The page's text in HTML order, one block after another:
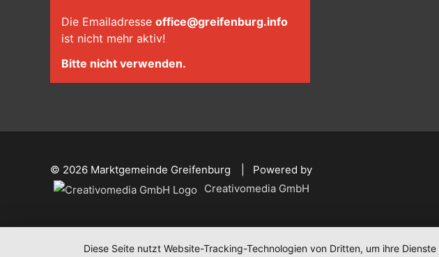
Die Emailadresse office@greifenburg.info
ist nicht mehr aktiv!
Bitte nicht verwenden.
© 2026 Marktgemeinde Greifenburg
Powered by
Creativomedia GmbH
Diese Seite nutzt Website-Tracking-Technologien von Dritten, um ihre